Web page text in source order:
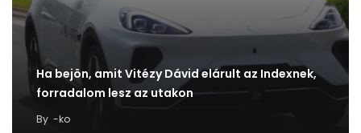
Ha bejön, amit Vitézy Dávid elárult az Indexnek,
forradalom lesz az utakon
By -ko